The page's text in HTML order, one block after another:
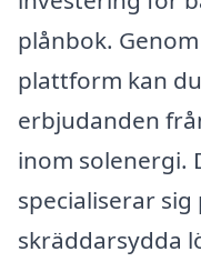
plånbok.
plattform kan
erbjudanden
inom solenergi.
specialiserar
skräddarsydda